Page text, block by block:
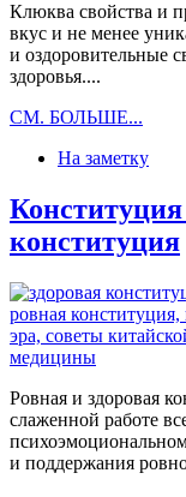
Клюква свойства и
вкус и не менее
и оздоровительные
здоровья....
СМ. БОЛЬШЕ...
и
На заметку
конституция
Ровная и здоровая
слаженной работе
и поддержания